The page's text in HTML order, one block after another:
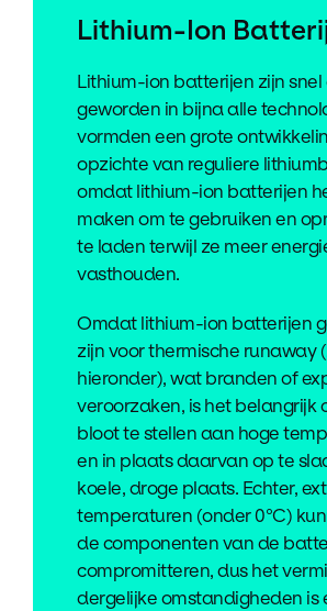
Lithium-Ion
Lithium-ion batterijen zijn
geworden in bijna alle
vormden een grote
opzichte van reguliere
omdat lithium-ion batterijen
maken om te gebruiken en
te laden terwijl ze meer
vasthouden.
Omdat lithium-ion batterijen
zijn voor thermische runaway
hieronder), wat branden of
veroorzaken, is het belangrijk
bloot te stellen aan hoge
en in plaats daarvan op te
koele, droge plaats. Echter,
temperaturen (onder 0°C)
de componenten van de
compromitteren, dus het
dergelijke omstandigheden is